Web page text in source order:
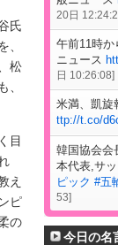
氏
、
松
、
目
え
ピ
の
20日
午前11時
ニュース
日 10:26:08]
米満、凱旋
ttp://t.co/
韓国協会
本代表,サ
ピック #五
53]
今日の名